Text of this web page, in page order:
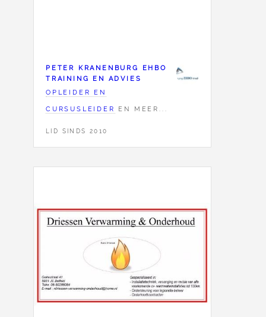
PETER KRANENBURG EHBO
TRAINING EN ADVIES
OPLEIDER EN
CURSUSLEIDER
EN MEER...
LID SINDS 2010